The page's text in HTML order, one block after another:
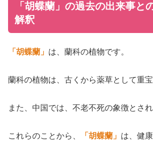
「胡蝶蘭」の過去の出来事と
解釈
「胡蝶蘭」 は、蘭科の植物です。
蘭科の植物は、古くから薬草として重宝
また、中国では、不老不死の象徴とされ
これらのことから、 「胡蝶蘭」 は、健